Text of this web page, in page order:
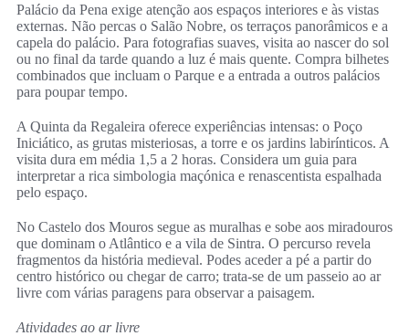
Palácio da Pena exige atenção aos espaços interiores e às vistas
externas. Não percas o Salão Nobre, os terraços panorâmicos e a
capela do palácio. Para fotografias suaves, visita ao nascer do sol
ou no final da tarde quando a luz é mais quente. Compra bilhetes
combinados que incluam o Parque e a entrada a outros palácios
para poupar tempo.
A Quinta da Regaleira oferece experiências intensas: o Poço
Iniciático, as grutas misteriosas, a torre e os jardins labirínticos. A
visita dura em média 1,5 a 2 horas. Considera um guia para
interpretar a rica simbologia maçónica e renascentista espalhada
pelo espaço.
No Castelo dos Mouros segue as muralhas e sobe aos miradouros
que dominam o Atlântico e a vila de Sintra. O percurso revela
fragmentos da história medieval. Podes aceder a pé a partir do
centro histórico ou chegar de carro; trata-se de um passeio ao ar
livre com várias paragens para observar a paisagem.
Atividades ao ar livre